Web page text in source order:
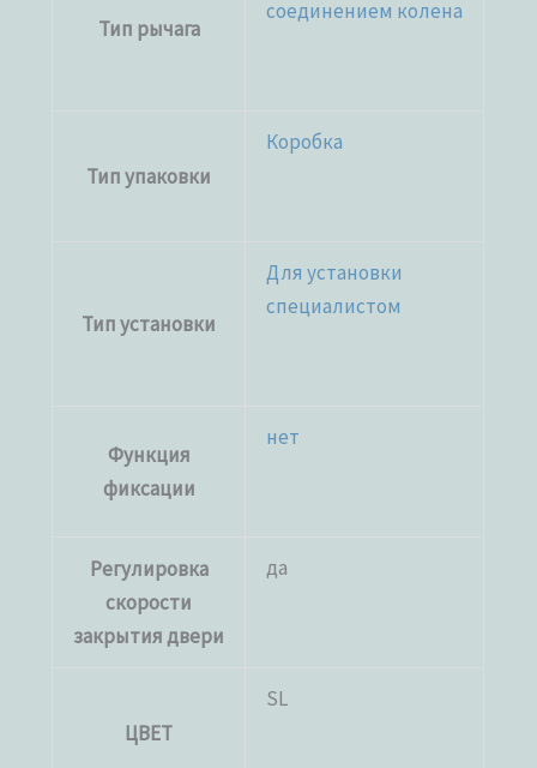
Тип рычага
соединением колена
Тип упаковки
Коробка
Тип установки
Для установки
специалистом
Функция
фиксации
нет
Регулировка
скорости
закрытия двери
да
ЦВЕТ
SL